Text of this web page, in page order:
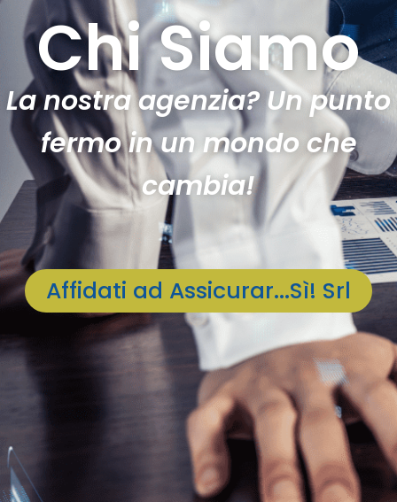
Chi Siamo
La nostra agenzia? Un punto
fermo in un mondo che
cambia!
Affidati ad Assicurar...Sì! Srl